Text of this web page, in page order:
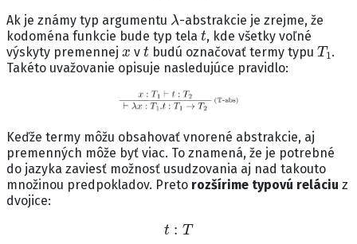
Ak je známy typ argumentu
λ
-abstrakcie je zrejme, že
kodoména funkcie bude typ tela
t
, kde všetky voľné
výskyty premennej
x
v
t
budú označovať termy typu
T1
.
Takéto uvažovanie opisuje nasledujúce pravidlo:
Keďže termy môžu obsahovať vnorené abstrakcie, aj
premenných môže byť viac. To znamená, že je potrebné
do jazyka zaviesť možnosť usudzovania aj nad takouto
množinou predpokladov. Preto rozšírime typovú reláciu z
dvojice:
t: T